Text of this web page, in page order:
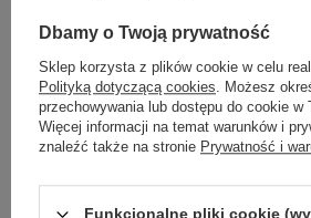
35. Toast dla przyjaciela;
36. Na Hawajach;
37. Na plaży;
38. Toast dla ukochanej osoby;
39. Nasi chłopcy pracowici;
Dbamy o Twoją prywatność
Sklep korzysta z plików cookie w celu
Polityką dotyczącą cookies. Możesz
przechowywania lub dostępu do cookie w
Więcej informacji na temat warunków i
znaleźć także na stronie Prywatność i
Funkcjonalne pliki cookie